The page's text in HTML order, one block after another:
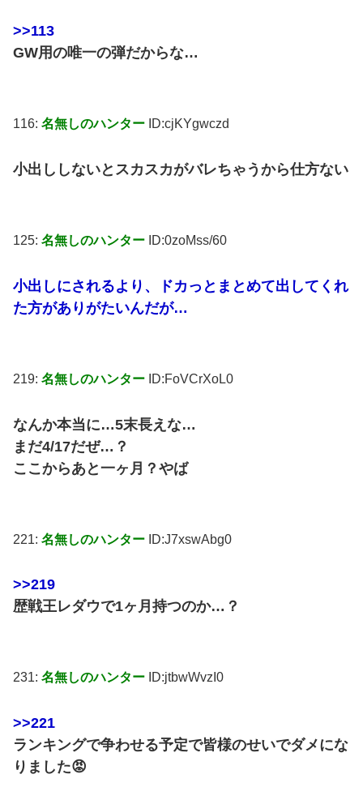
>>113
GW用の唯一の弾だからな…
116: 名無しのハンター ID:cjKYgwczd
小出ししないとスカスカがバレちゃうから仕方ない
125: 名無しのハンター ID:0zoMss/60
小出しにされるより、ドカっとまとめて出してくれ
た方がありがたいんだが…
219: 名無しのハンター ID:FoVCrXoL0
なんか本当に…5末長えな…
まだ4/17だぜ…？
ここからあと一ヶ月？やば
221: 名無しのハンター ID:J7xswAbg0
>>219
歴戦王レダウで1ヶ月持つのか…？
231: 名無しのハンター ID:jtbwWvzI0
>>221
ランキングで争わせる予定で皆様のせいでダメにな
りました😡